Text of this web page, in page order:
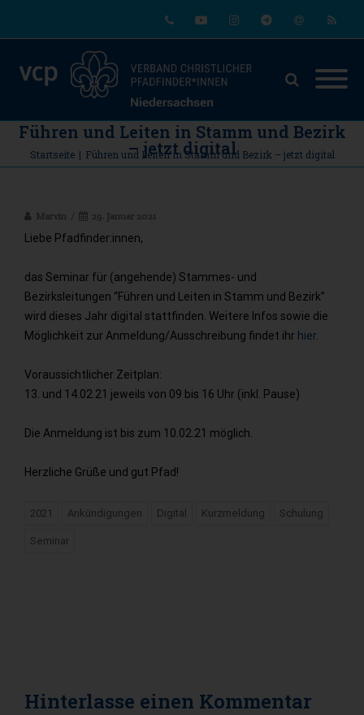
Führen und Leiten in Stamm und Bezirk
– jetzt digital
Startseite | Führen und Leiten in Stamm und Bezirk – jetzt digital
Marvin 29. Januar 2021
Liebe Pfadfinder:innen,
das Seminar für (angehende) Stammes- und
Bezirksleitungen “Führen und Leiten in Stamm und Bezirk”
wird dieses Jahr digital stattfinden. Weitere Infos sowie die
Möglichkeit zur Anmeldung/Ausschreibung findet ihr hier
Voraussichtlicher Zeitplan:
13. und 14.02.21 jeweils von 09 bis 16 Uhr (inkl. Pause)
Die Anmeldung ist bis zum 10.02.21 möglich.
Herzliche Grüße und gut Pfad!
2021 Ankündigungen Digital Kurzmeldung Schulung
Seminar
Hinterlasse einen Kommentar